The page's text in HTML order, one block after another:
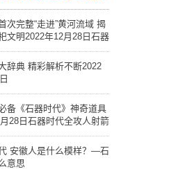
遗址（上）
次完整“走进”黄河流域 揭
文明2022年12月28日石器
射箭
辞典 精彩解析不断2022
备《石器时代》神奇道具
28日石器时代全攻人射箭
安徽人是什么模样？—石
意思